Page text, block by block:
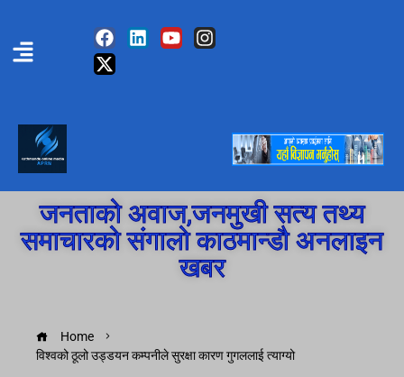
जनताको अवाज,जनमुखी सत्य तथ्य
समाचारको संगालो काठमान्डौ अनलाइन
खबर
Home
विश्वको ठूलो उड्डयन कम्पनीले सुरक्षा कारण गुगललाई त्याग्यो